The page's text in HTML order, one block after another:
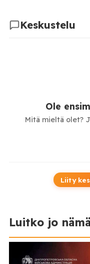
Keskustelu
Ole
Mitä mieltä olet?
Liity
Luitko jo